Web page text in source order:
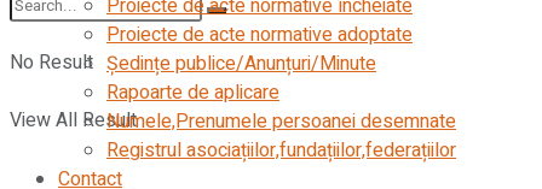
No Result
View All Result
Proiecte de acte normative adoptate
Ședințe publice/Anunțuri/Minute
Rapoarte de aplicare
Numele,Prenumele persoanei desemnate
Registrul asociațiilor,fundațiilor,federațiilor
Contact